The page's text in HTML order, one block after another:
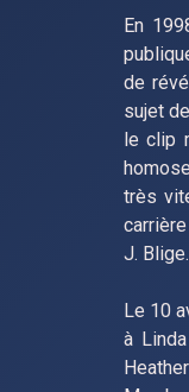
En
de
sujet
le clip
très
J. Blige.
Le 10
à